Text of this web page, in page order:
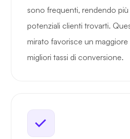
sono frequenti, rendendo più
potenziali clienti trovarti.
mirato favorisce un
migliori tassi di conversione.